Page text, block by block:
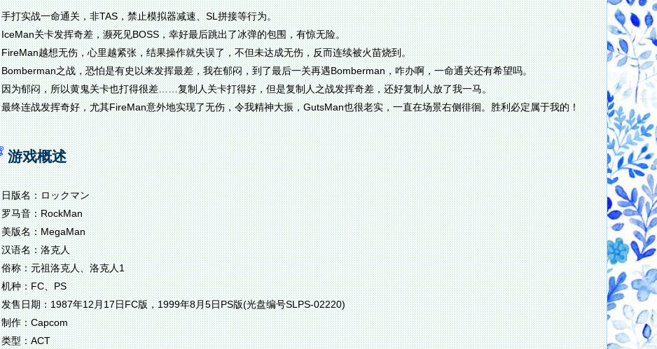
手打实战一命通关，非TAS，禁止模拟器减速、SL拼接等行为。
IceMan关卡发挥奇差，濒死见BOSS，幸好最后跳出了冰弹的包围，有惊无险。
FireMan越想无伤，心里越紧张，结果操作就失误了，不但未达成无伤，反而连续被火苗烧到。
Bomberman之战，恐怕是有史以来发挥最差，我在郁闷，到了最后一关再遇Bomberman，咋办啊，一命通关还有希望吗。
因为郁闷，所以黄鬼关卡也打得很差……复制人关卡打得好，但是复制人之战发挥奇差，还好复制人放了我一马。
最终连战发挥奇好，尤其FireMan意外地实现了无伤，令我精神大振，GutsMan也很老实，一直在场景右侧徘徊。胜利必定属于我的！
游戏概述
日版名：ロックマン
罗马音：RockMan
美版名：MegaMan
汉语名：洛克人
俗称：元祖洛克人、洛克人1
机种：FC、PS
发售日期：1987年12月17日FC版，1999年8月5日PS版(光盘编号SLPS-02220)
制作：Capcom
类型：ACT